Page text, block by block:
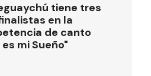
tiene tres
en la
de canto
mi Sueño"